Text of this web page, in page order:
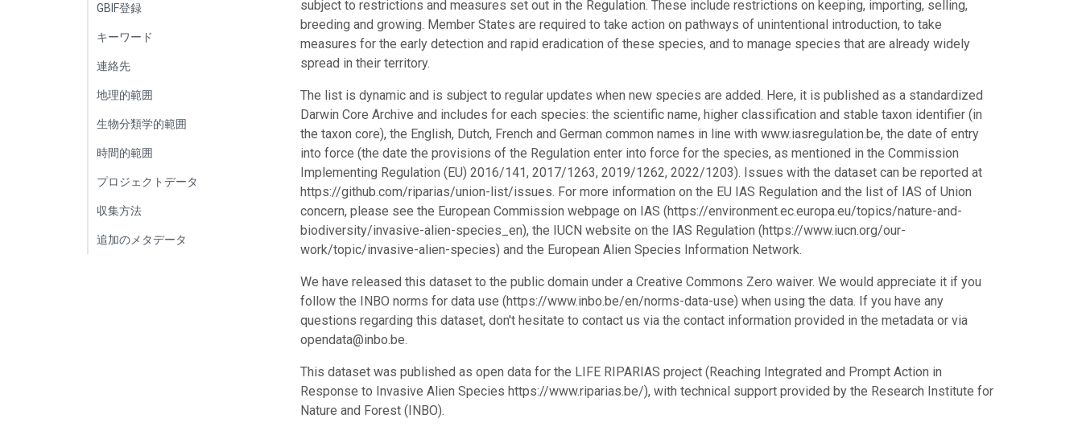
GBIF登録
キーワード
連絡先
地理的範囲
生物分類学的範囲
時間的範囲
プロジェクトデータ
収集方法
追加のメタデータ
subject to restrictions and measures set out in the Regulation. These include restrictions on keeping, importing, selling,
breeding and growing. Member States are required to take action on pathways of unintentional introduction, to take
measures for the early detection and rapid eradication of these species, and to manage species that are already widely
spread in their territory.
The list is dynamic and is subject to regular updates when new species are added. Here, it is published as a standardized
Darwin Core Archive and includes for each species: the scientific name, higher classification and stable taxon identifier (in
the taxon core), the English, Dutch, French and German common names in line with www.iasregulation.be, the date of entry
into force (the date the provisions of the Regulation enter into force for the species, as mentioned in the Commission
Implementing Regulation (EU) 2016/141, 2017/1263, 2019/1262, 2022/1203). Issues with the dataset can be reported at
https://github.com/riparias/union-list/issues. For more information on the EU IAS Regulation and the list of IAS of Union
concern, please see the European Commission webpage on IAS (https://environment.ec.europa.eu/topics/nature-and-
biodiversity/invasive-alien-species_en), the IUCN website on the IAS Regulation (https://www.iucn.org/our-
work/topic/invasive-alien-species) and the European Alien Species Information Network.
We have released this dataset to the public domain under a Creative Commons Zero waiver. We would appreciate it if you
follow the INBO norms for data use (https://www.inbo.be/en/norms-data-use) when using the data. If you have any
questions regarding this dataset, don't hesitate to contact us via the contact information provided in the metadata or via
opendata@inbo.be.
This dataset was published as open data for the LIFE RIPARIAS project (Reaching Integrated and Prompt Action in
Response to Invasive Alien Species https://www.riparias.be/), with technical support provided by the Research Institute for
Nature and Forest (INBO).